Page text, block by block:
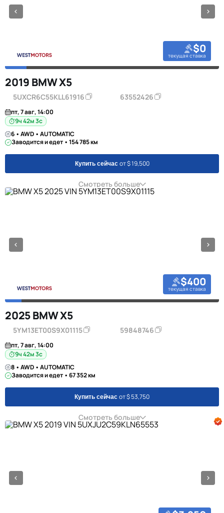
$0
текущая ставка
2019 BMW X5
5UXCR6C55KLL61916 63552426
пт, 7 авг, 14:00
9ч 42м 2с
6 • AWD • AUTOMATIC
Заводится и едет • 154 785 км
Купить сейчас от $ 19,500
Смотреть больше
$400
текущая ставка
2025 BMW X5
5YM13ET00S9X01115 59848746
пт, 7 авг, 14:00
9ч 42м 2с
8 • AWD • AUTOMATIC
Заводится и едет • 67 352 км
Купить сейчас от $ 53,750
Смотреть больше